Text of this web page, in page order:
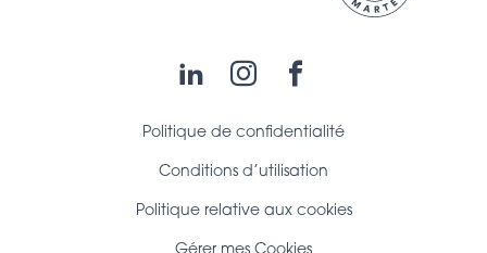
LinkedInInstagramFacebook
Politique de confidentialité
Conditions d’utilisation
Politique relative aux cookies